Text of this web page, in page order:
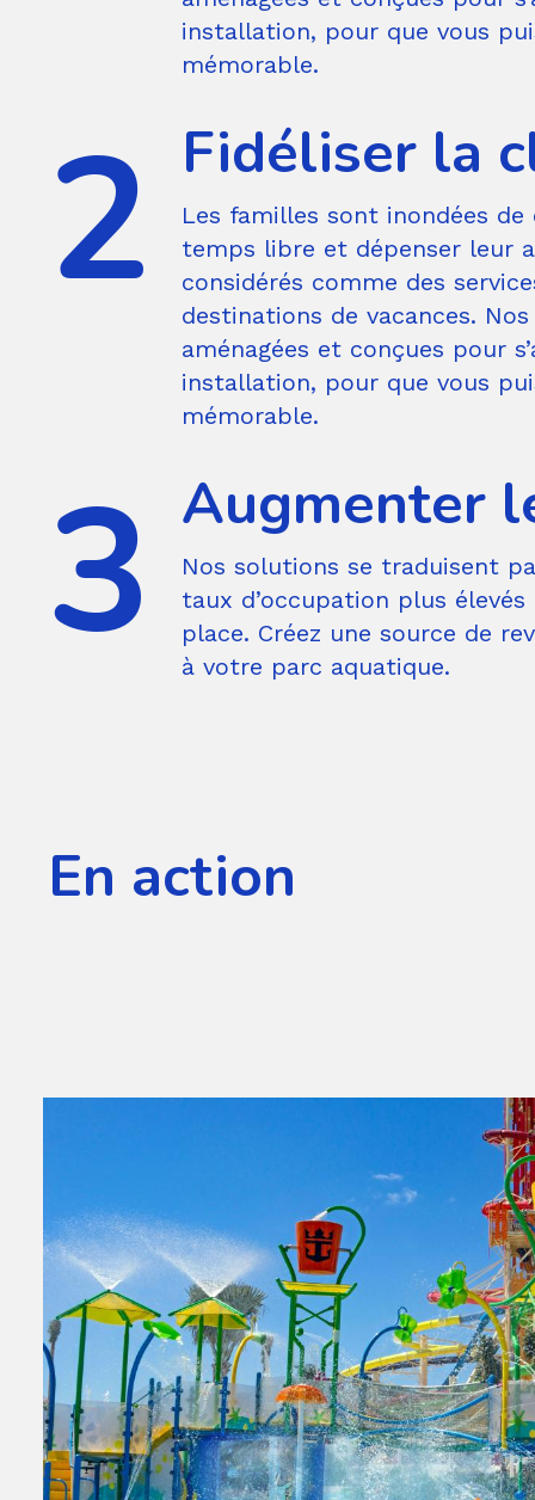
installation, pour que vous
mémorable.
Fidéliser la
Les familles sont inondées
temps libre et dépenser leur
considérés comme des
destinations de vacances.
aménagées et conçues pour
installation, pour que vous
mémorable.
Augmenter
Nos solutions se traduisent
taux d’occupation plus
place. Créez une source de
à votre parc aquatique.
En action